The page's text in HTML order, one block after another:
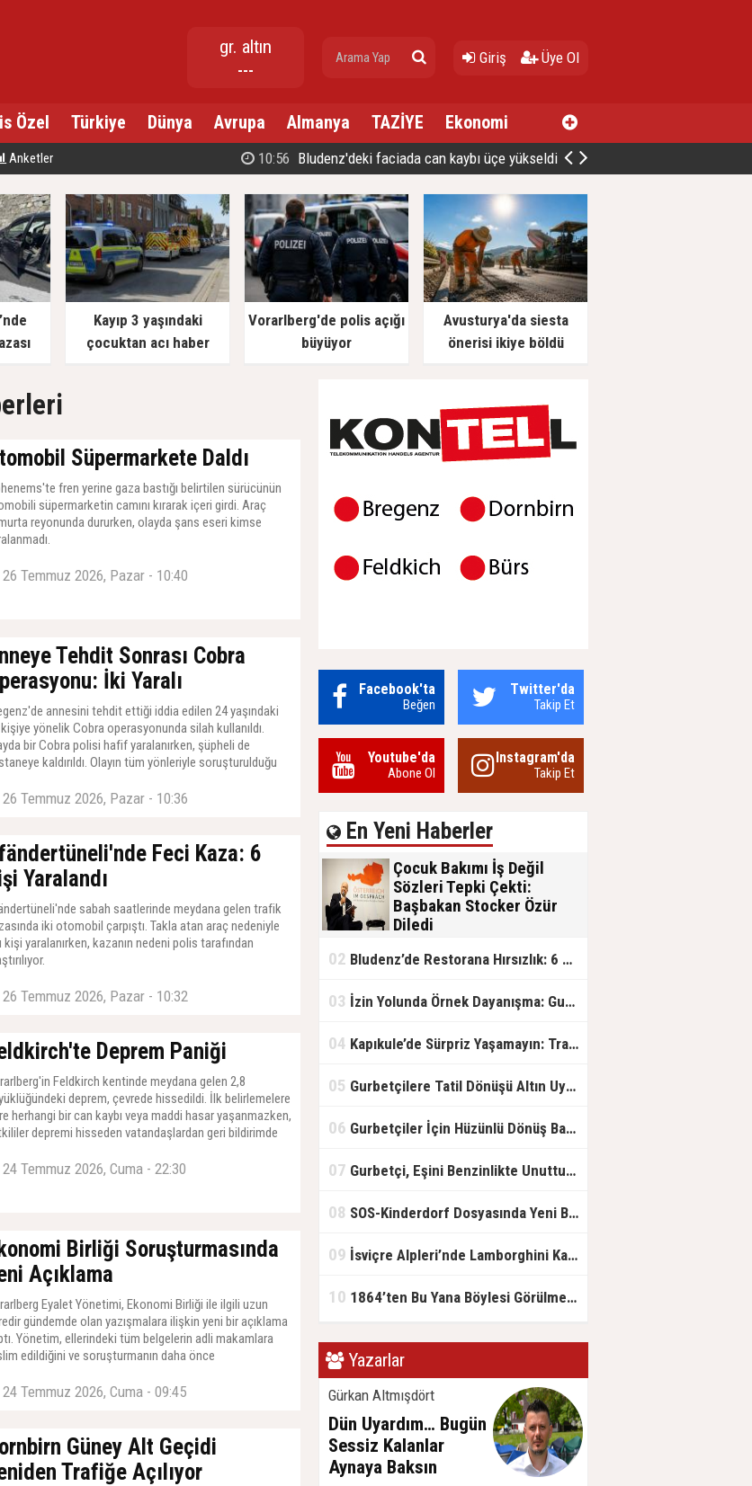
gr. altın
---
Giriş Üye Ol
Özel Türkiye Dünya Avrupa Almanya TAZİYE Ekonomi
Anketler 10:56 Bludenz'deki faciada can kaybı üçe yükseldi
Kayıp 3 yaşındaki
çocuktan acı haber
Vorarlberg'de polis açığı
büyüyor
Avusturya'da siesta
önerisi ikiye böldü
Süpermarkete Daldı
fren yerine gaza bastığı belirtilen sürücünün
süpermarketin camını kırarak içeri girdi. Araç
reyonunda dururken, olayda şans eseri kimse
26 Temmuz 2026, Pazar - 10:40
Tehdit Sonrası Cobra
İki Yaralı
annesini tehdit ettiği iddia edilen 24 yaşındaki
yönelik Cobra operasyonunda silah kullanıldı.
bir Cobra polisi hafif yaralanırken, şüpheli de
kaldırıldı. Olayın tüm yönleriyle soruşturulduğu
26 Temmuz 2026, Pazar - 10:36
Feci Kaza: 6
Yaralandı
sabah saatlerinde meydana gelen trafik
iki otomobil çarpıştı. Takla atan araç nedeniyle
kişi yaralanırken, kazanın nedeni polis tarafından
26 Temmuz 2026, Pazar - 10:32
Deprem Paniği
Feldkirch kentinde meydana gelen 2,8
deprem, çevrede hissedildi. İlk belirlemelere
herhangi bir can kaybı veya maddi hasar yaşanmazken,
depremi hisseden vatandaşlardan geri bildirimde
24 Temmuz 2026, Cuma - 22:30
Birliği Soruşturmasında
Açıklama
Eyalet Yönetimi, Ekonomi Birliği ile ilgili uzun
gündemde olan yazışmalara ilişkin yeni bir açıklama
Yönetim, ellerindeki tüm belgelerin adli makamlara
edildiğini ve soruşturmanın daha önce
24 Temmuz 2026, Cuma - 09:45
Güney Alt Geçidi
Trafiğe Açılıyor
Facebook'ta
Beğen
Twitter'da
Takip Et
Youtube'da
Abone Ol
Instagram'da
Takip Et
En Yeni Haberler
Çocuk Bakımı İş Değil
Sözleri Tepki Çekti:
Başbakan Stocker Özür
Diledi
Stocker’in “Çocuk bakımını iş olarak
eleştirdiği Stocker, açıklamasının
hissedenlerden özür diledi.
02 Bludenz’de Restorana Hırsızlık: 6 Genç Yakalandı
03 İzin Yolunda Örnek Dayanışma: Gurbetçinin Yardımına 3 Türk Genci Koştu
04 Kapıkule’de Sürpriz Yaşamayın: Trafik ve Geçiş Borcunuzu Kontrol Edin
05 Gurbetçilere Tatil Dönüşü Altın Uyarısı: Gümrükte Sürpriz Yaşamayın
06 Gurbetçiler İçin Hüzünlü Dönüş Başladı
07 Gurbetçi, Eşini Benzinlikte Unuttu: 6 Saat Sonra Yeniden Buluştular
08 SOS-Kinderdorf Dosyasında Yeni Boyut: Innsbruck Savcılığı Devrede
09 İsviçre Alpleri’nde Lamborghini Kazası
10 1864’ten Bu Yana Böylesi Görülmedi: Bodensee Tarihi Dipte
Yazarlar
Gürkan Altmışdört
Dün Uyardım… Bugün
Sessiz Kalanlar
Aynaya Baksın